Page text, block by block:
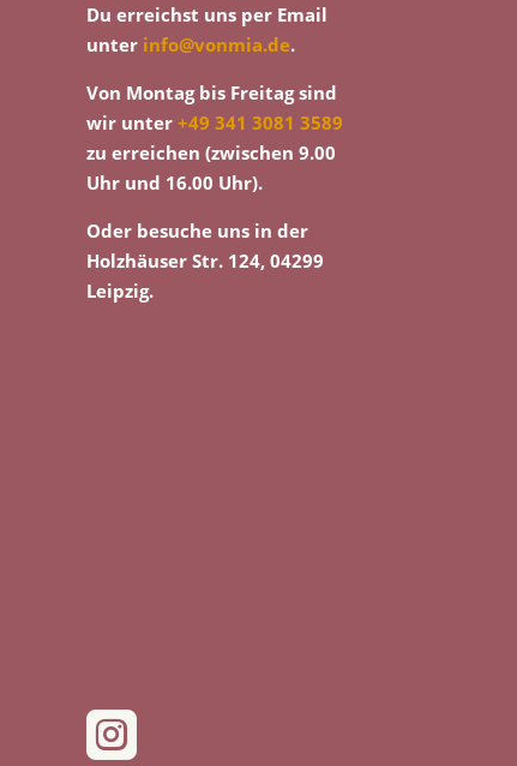
Du erreichst uns per Email
unter info@vonmia.de.
Von Montag bis Freitag sind
wir unter+49 341 3081 3589
zu erreichen (zwischen 9.00
Uhr und 16.00 Uhr).
Oder besuche uns in der
Holzhäuser Str. 124, 04299
Leipzig.
